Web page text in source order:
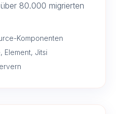
80.000 migrierten
Komponenten
Element, Jitsi